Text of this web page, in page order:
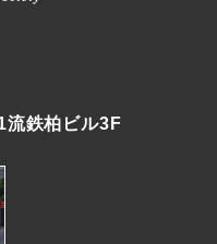
流鉄柏ビル3F